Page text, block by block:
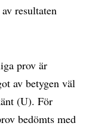
resultaten
prov är
av betygen väl
(U). För
bedömts med